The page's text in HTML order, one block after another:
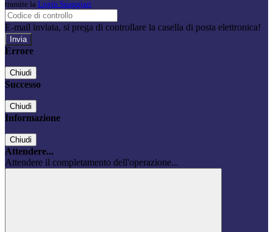
tramite la Login Spaggiari
E-mail inviata, si prega di controllare la casella di posta elettronica!
Errore
Chiudi
Successo
Chiudi
Informazione
Chiudi
Attendere...
Attendere il completamento dell'operazione...